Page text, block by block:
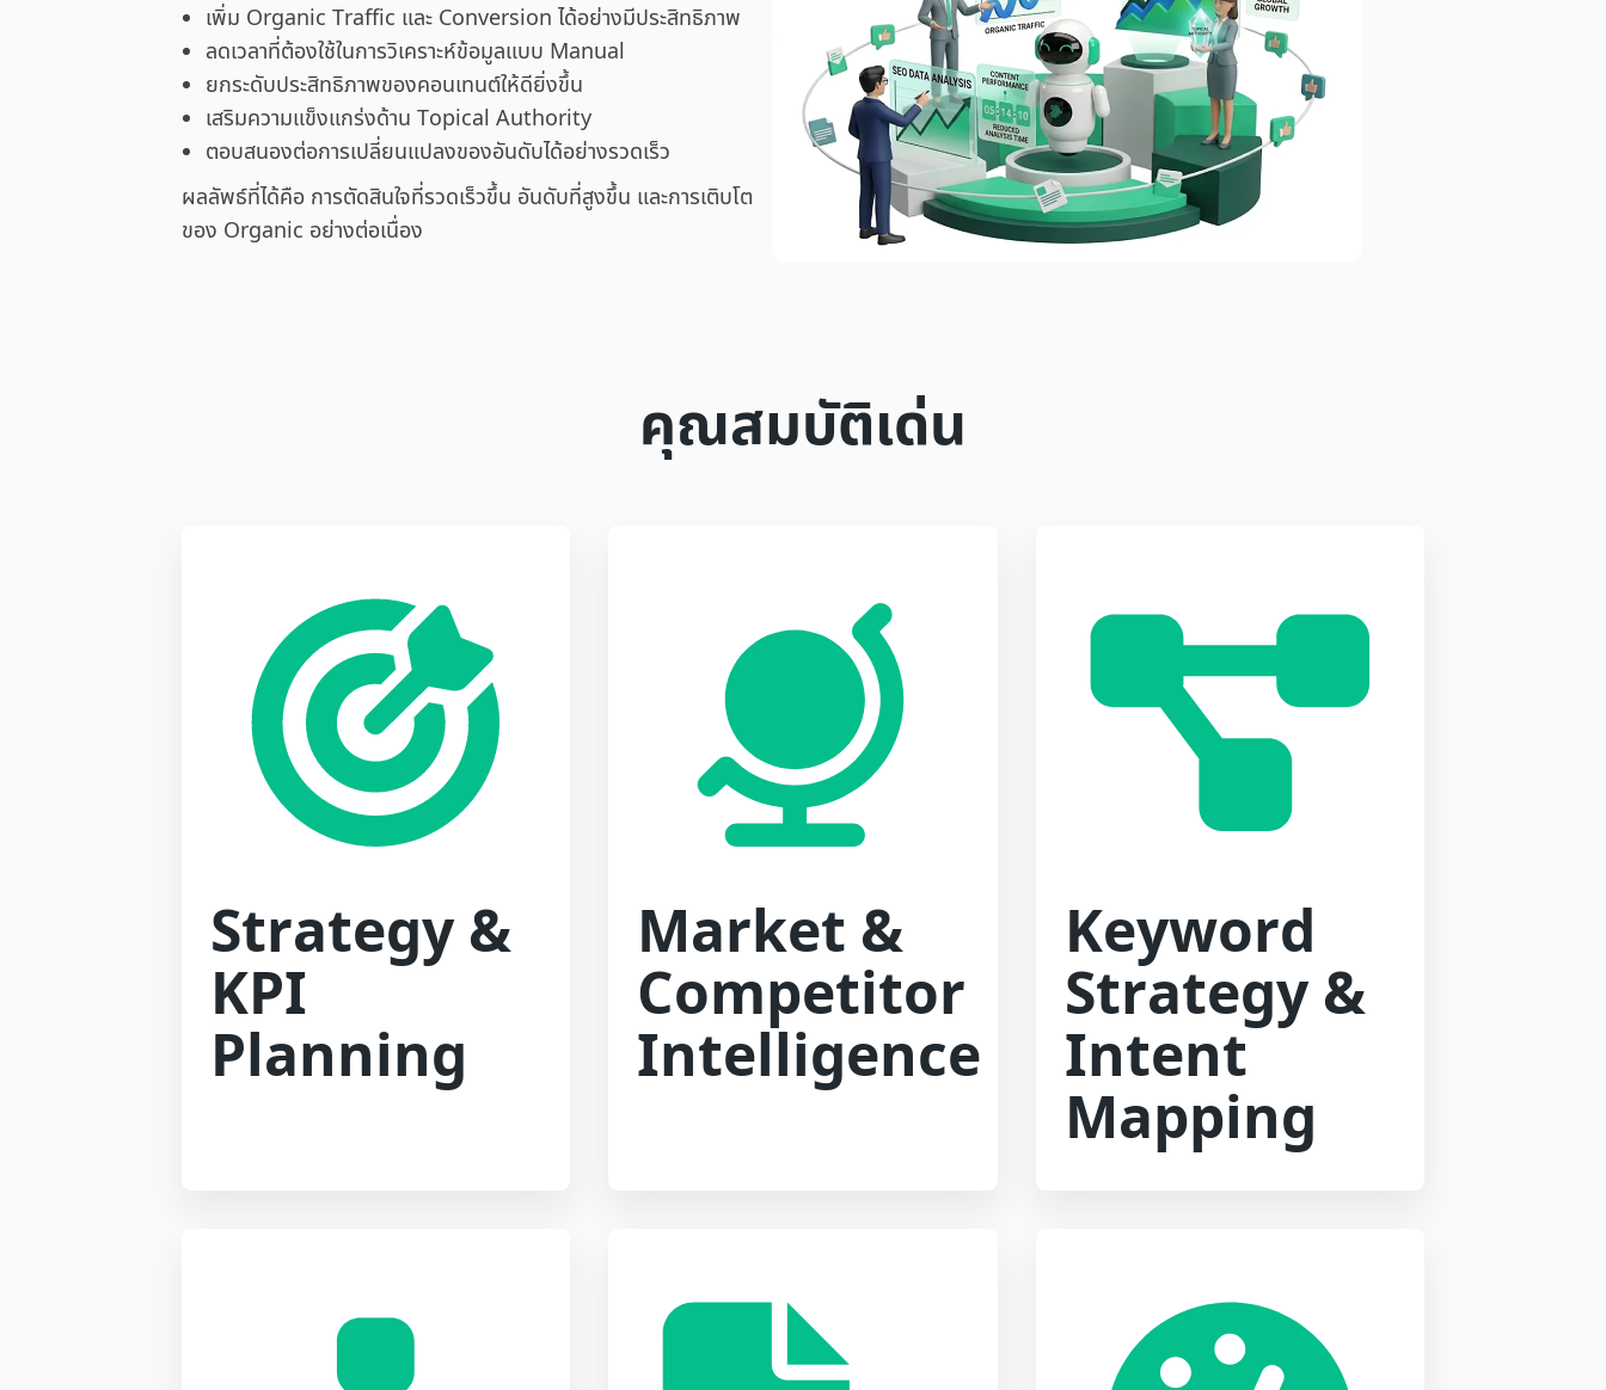
เพิ่ม Organic Traffic และ Conversion ได้อย่างมีประสิทธิภาพ
ลดเวลาที่ต้องใช้ในการวิเคราะห์ข้อมูลแบบ Manual
ยกระดับประสิทธิภาพของคอนเทนต์ให้ดียิ่งขึ้น
เสริมความแข็งแกร่งด้าน Topical Authority
ตอบสนองต่อการเปลี่ยนแปลงของอันดับได้อย่างรวดเร็ว
ผลลัพธ์ที่ได้คือ การตัดสินใจที่รวดเร็วขึ้น อันดับที่สูงขึ้น และการเติบโต
ของ Organic อย่างต่อเนื่อง
คุณสมบัติเด่น
Strategy &
KPI
Planning
Market &
Competitor
Intelligence
Keyword
Strategy &
Intent
Mapping